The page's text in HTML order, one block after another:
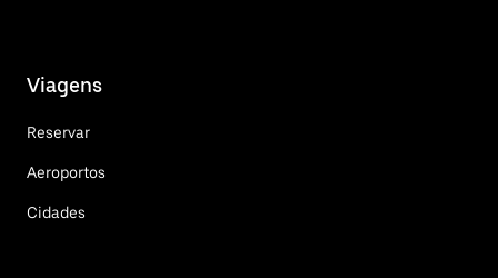
Viagens
Reservar
Aeroportos
Cidades